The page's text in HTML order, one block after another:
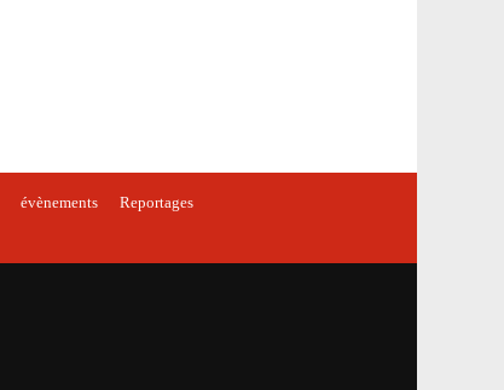
évènements Reportages